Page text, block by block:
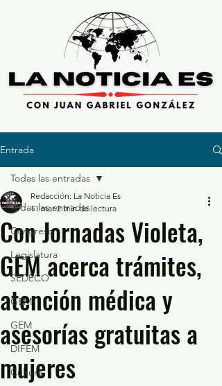
Entrada
Todas las entradas
Congreso
Legislatura
SEDECO
GEM
GEM
DIFEM
Cultura
Todas las entradas
Con Jornadas Violeta,
GEM acerca trámites,
atención médica y
asesorías gratuitas a
mujeres
Redacción: La Noticia Es
11 mar 2 min de lectura